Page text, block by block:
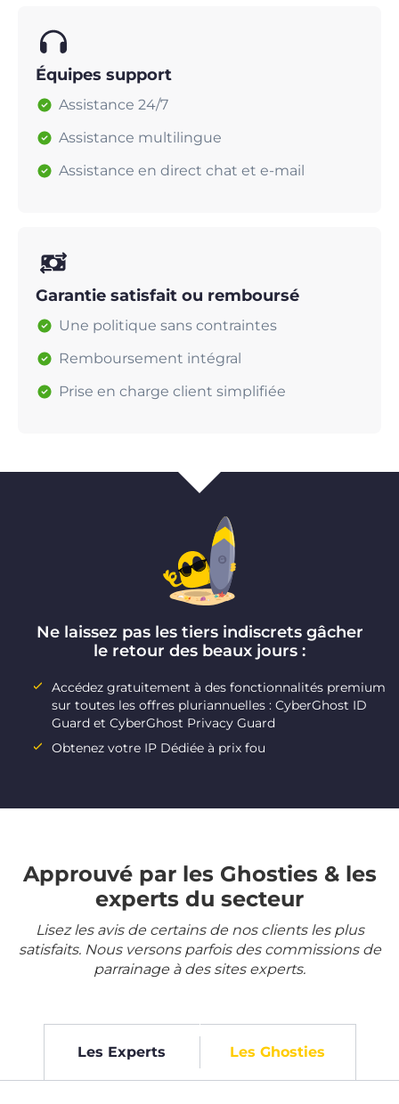
Équipes support
Assistance 24/7
Assistance multilingue
Assistance en direct chat et e-mail
Garantie satisfait ou remboursé
Une politique sans contraintes
Remboursement intégral
Prise en charge client simplifiée
Ne laissez pas les tiers indiscrets gâcher
le retour des beaux jours :
Accédez gratuitement à des fonctionnalités premium
sur toutes les offres pluriannuelles : CyberGhost ID
Guard et CyberGhost Privacy Guard
Obtenez votre IP Dédiée à prix fou
Approuvé par les Ghosties & les
experts du secteur
Lisez les avis de certains de nos clients les plus
satisfaits. Nous versons parfois des commissions de
parrainage à des sites experts.
Les Experts Les Ghosties